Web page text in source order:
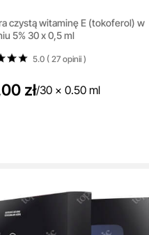
czystą witaminę E (tokoferol) w
5% 30 x 0,5 ml
5.0 ( 27opinii)
zł/30 x 0.50 ml